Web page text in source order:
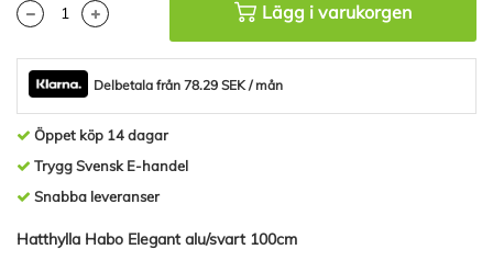
Lägg i varukorgen
Delbetala från 78.29 SEK / mån
Öppet köp 14 dagar
Trygg Svensk E-handel
Snabba leveranser
Hatthylla Habo Elegant alu/svart 100cm